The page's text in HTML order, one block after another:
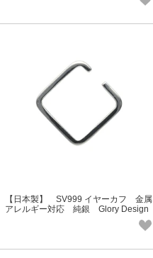
【日本製】 SV999 イヤーカフ 金属
アレルギー対応 純銀 Glory Design